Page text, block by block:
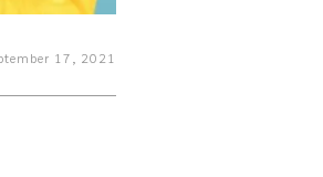
17, 2021